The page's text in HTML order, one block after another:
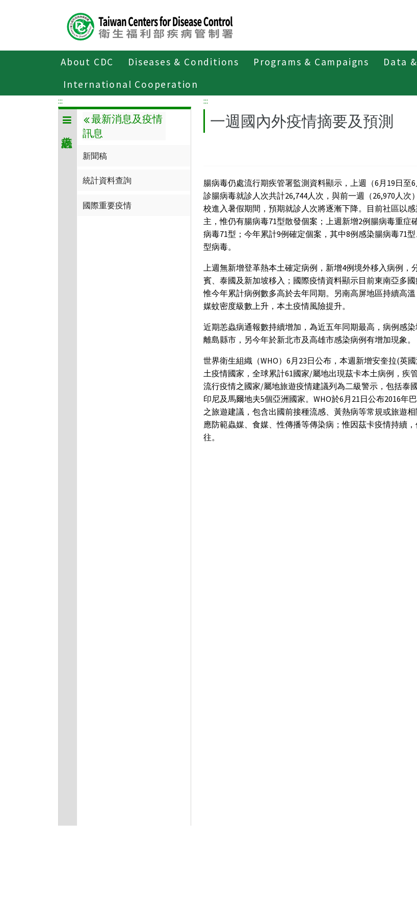
About CDC Diseases & Conditions Programs & Campaigns
Data
International Cooperation
傳染病與防疫專題
:::
最新消息及疫情
訊息
新聞稿
統計資料查詢
國際重要疫情
:::
一週國內外疫情摘要及預測
腸病毒仍處流行期疾管署監測資料顯示，上週（6月19日至
診腸病毒就診人次共計26,744人次，與前一週（26,970人次
校進入暑假期間，預期就診人次將逐漸下降。目前社區以
主，惟仍有腸病毒71型散發個案；上週新增2例腸病毒重症
病毒71型；今年累計9例確定個案，其中8例感染腸病毒71
型病毒。
上週無新增登革熱本土確定病例，新增4例境外移入病例，
賓、泰國及新加坡移入；國際疫情資料顯示目前東南亞多國
惟今年累計病例數多高於去年同期。另南高屏地區持續高
媒蚊密度級數上升，本土疫情風險提升。
近期恙蟲病通報數持續增加，為近五年同期最高，病例感
離島縣市，另今年於新北市及高雄市感染病例有增加現象。
世界衛生組織（WHO）6月23日公布，本週新增安奎拉(英
土疫情國家，全球累計61國家/屬地出現茲卡本土病例，疾
流行疫情之國家/屬地旅遊疫情建議列為二級警示，包括泰
印尼及馬爾地夫5個亞洲國家。WHO於6月21日公布2016年
之旅遊建議，包含出國前接種流感、黃熱病等常規或旅遊
應防範蟲媒、食媒、性傳播等傳染病；惟因茲卡疫情持續
往。